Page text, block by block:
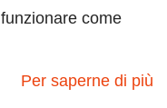
come
Per saperne di più